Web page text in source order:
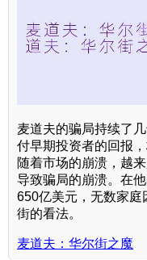
麦道夫的骗局持续了
付早期投资者的回报
随着市场的崩溃，越
导致骗局的崩溃。在
650亿美元，无数家
街的看法。
麦道夫：华尔街之魔